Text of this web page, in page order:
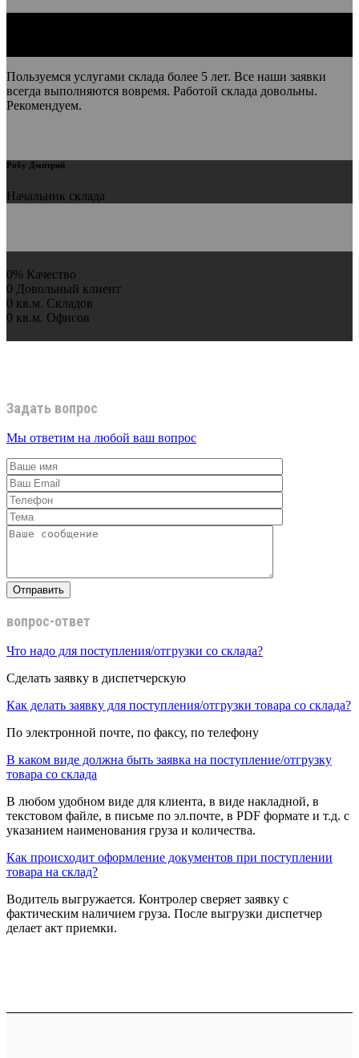
Пользуемся услугами склада более 5 лет. Все наши заявки
всегда выполняются вовремя. Работой склада довольны.
Рекомендуем.
Робу Дмитрий
Начальник склада
0% Качество
0 Довольный клиент
0 кв.м. Складов
0 кв.м. Офисов
Задать вопрос
Мы ответим на любой ваш вопрос
вопрос-ответ
Что надо для поступления/отгрузки со склада?
Сделать заявку в диспетчерскую
Как делать заявку для поступления/отгрузки товара со склада?
По электронной почте, по факсу, по телефону
В каком виде должна быть заявка на поступление/отгрузку
товара со склада
В любом удобном виде для клиента, в виде накладной, в
текстовом файле, в письме по эл.почте, в PDF формате и т.д. с
указанием наименования груза и количества.
Как происходит оформление документов при поступлении
товара на склад?
Водитель выгружается. Контролер сверяет заявку с
фактическим наличием груза. После выгрузки диспетчер
делает акт приемки.